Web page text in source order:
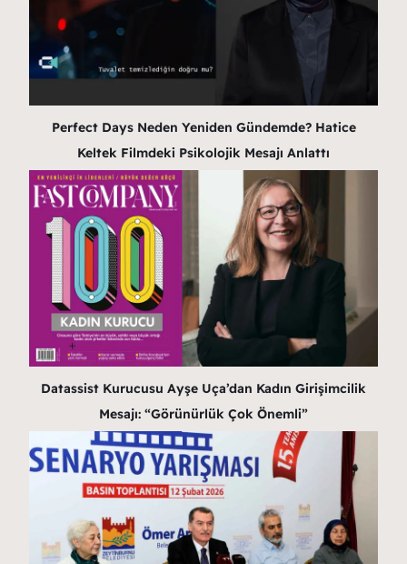
Perfect Days Neden Yeniden Gündemde? Hatice
Keltek Filmdeki Psikolojik Mesajı Anlattı
Datassist Kurucusu Ayşe Uça’dan Kadın Girişimcilik
Mesajı: “Görünürlük Çok Önemli”